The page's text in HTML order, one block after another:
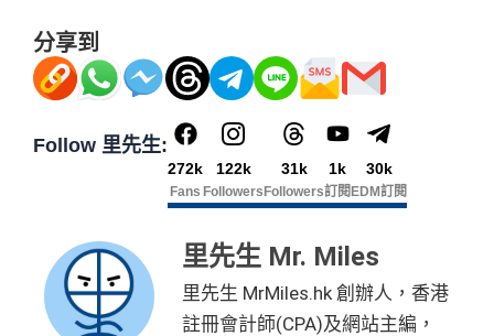
分享到
Follow 里先生:
272k
Fans
122k
Followers
31k
Followers
1k
訂閱
30k
EDM訂閱
里先生 Mr. Miles
里先生 MrMiles.hk 創辦人，香港
註冊會計師(CPA)及網站主編，